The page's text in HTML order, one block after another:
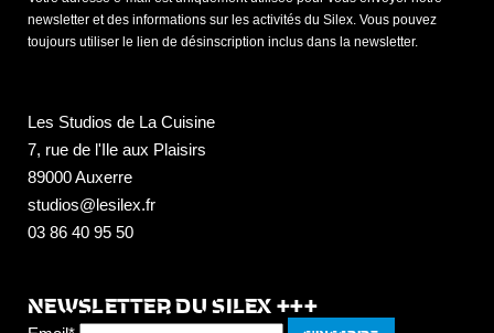
newsletter et des informations sur les activités du Silex. Vous pouvez
toujours utiliser le lien de désinscription inclus dans la newsletter.
Les Studios de La Cuisine
7, rue de l'Ile aux Plaisirs
89000 Auxerre
studios@lesilex.fr
03 86 40 95 50
NEWSLETTER DU SILEX +++